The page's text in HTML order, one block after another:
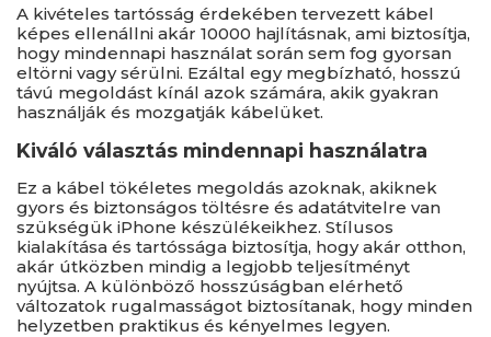
A kivételes tartósság érdekében tervezett kábel
képes ellenállni akár 10000 hajlításnak, ami biztosítja,
hogy mindennapi használat során sem fog gyorsan
eltörni vagy sérülni. Ezáltal egy megbízható, hosszú
távú megoldást kínál azok számára, akik gyakran
használják és mozgatják kábelüket.
Kiváló választás mindennapi használatra
Ez a kábel tökéletes megoldás azoknak, akiknek
gyors és biztonságos töltésre és adatátvitelre van
szükségük iPhone készülékeikhez. Stílusos
kialakítása és tartóssága biztosítja, hogy akár otthon,
akár útközben mindig a legjobb teljesítményt
nyújtsa. A különböző hosszúságban elérhető
változatok rugalmasságot biztosítanak, hogy minden
helyzetben praktikus és kényelmes legyen.